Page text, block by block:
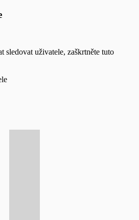
sledovat uživatele, zaškrtněte tuto